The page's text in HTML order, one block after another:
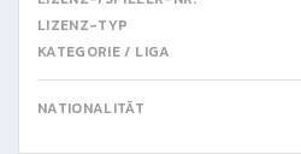
LIZENZ-TYP
KATEGORIE / LIGA
NATIONALITÄT